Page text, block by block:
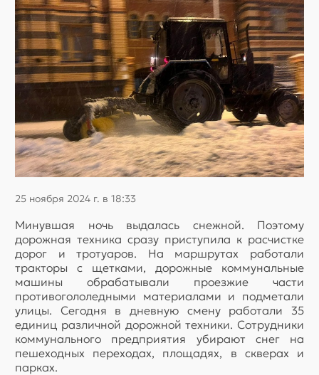
25 ноября 2024 г. в 18:33
Минувшая ночь выдалась снежной. Поэтому
дорожная техника сразу приступила к расчистке
дорог и тротуаров. На маршрутах работали
тракторы с щетками, дорожные коммунальные
машины обрабатывали проезжие части
противогололедными материалами и подметали
улицы. Сегодня в дневную смену работали 35
единиц различной дорожной техники. Сотрудники
коммунального предприятия убирают снег на
пешеходных переходах, площадях, в скверах и
парках.